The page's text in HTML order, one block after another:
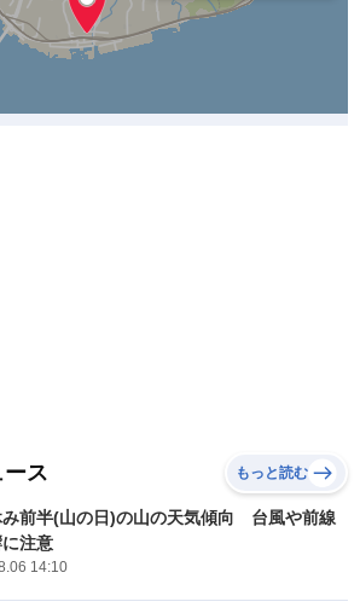
ス もっと読む
み前半(山の日)の山の天気傾向 台風や前線
注意
14:10